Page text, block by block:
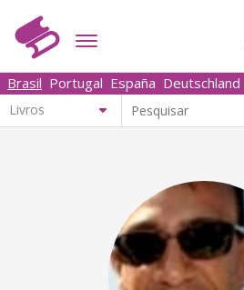
Brasil Portugal España Deutschland